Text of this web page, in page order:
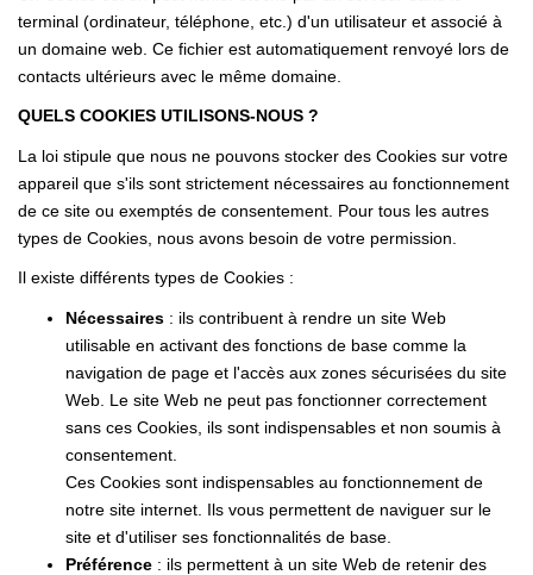
terminal (ordinateur, téléphone, etc.) d'un utilisateur et associé à
un domaine web. Ce fichier est automatiquement renvoyé lors de
contacts ultérieurs avec le même domaine.
QUELS COOKIES UTILISONS-NOUS ?
La loi stipule que nous ne pouvons stocker des Cookies sur votre
appareil que s'ils sont strictement nécessaires au fonctionnement
de ce site ou exemptés de consentement. Pour tous les autres
types de Cookies, nous avons besoin de votre permission.
Il existe différents types de Cookies :
Nécessaires : ils contribuent à rendre un site Web
utilisable en activant des fonctions de base comme la
navigation de page et l'accès aux zones sécurisées du site
Web. Le site Web ne peut pas fonctionner correctement
sans ces Cookies, ils sont indispensables et non soumis à
consentement.
Ces Cookies sont indispensables au fonctionnement de
notre site internet. Ils vous permettent de naviguer sur le
site et d'utiliser ses fonctionnalités de base.
Préférence : ils permettent à un site Web de retenir des